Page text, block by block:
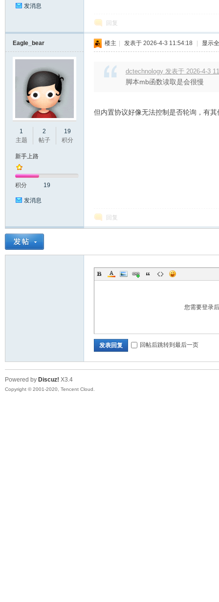
屏
发消息
回复
Eagle_bear
1
主题
2
帖子
19
积分
新手上路
积分 19
发消息
楼主 发表于 2026-4-3 11:54:18 显示
dctechnology 发表于 2026-4-3
脚本mb函数读取是会很慢
但内置协议好像无法控制是否轮询，有
回复
您需要登录
发表回复 回帖后跳转到最后一页
Powered by Discuz! X3.4
Copyright © 2001-2020, Tencent Cloud.